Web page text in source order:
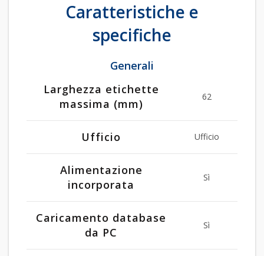
Caratteristiche e
specifiche
Generali
Larghezza etichette
massima (mm)
62
Ufficio Ufficio
Alimentazione
incorporata
Sì
Caricamento database
da PC
Sì